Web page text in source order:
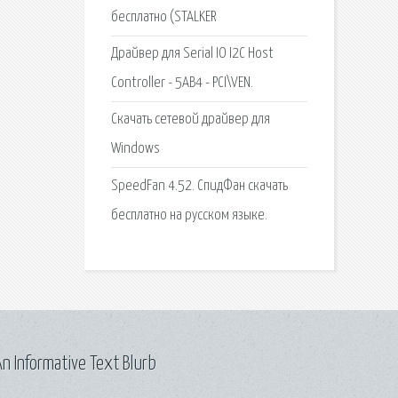
бесплатно (STALKER
Драйвер для Serial IO I2C Host
Controller - 5AB4 - PCI\VEN.
Cкачать сетевой драйвер для
Windows
SpeedFan 4.52. СпидФан скачать
бесплатно на русском языке.
Informative Text Blurb